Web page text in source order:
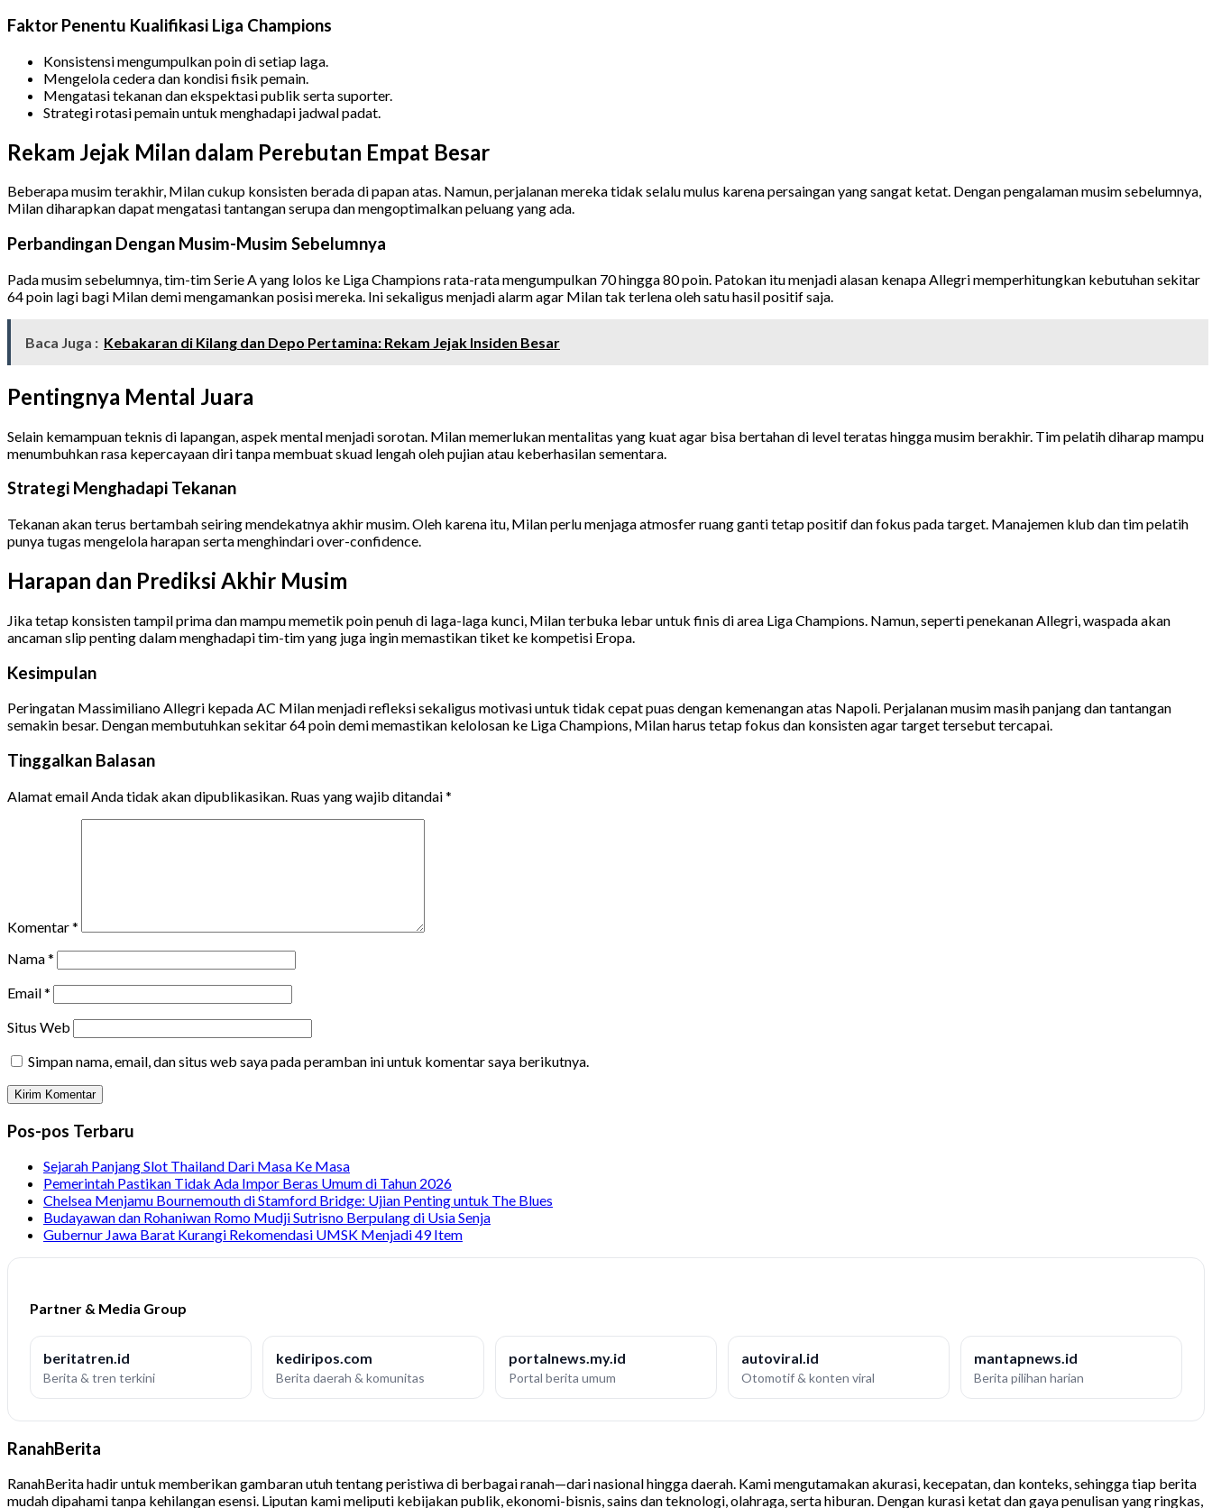
Faktor Penentu Kualifikasi Liga Champions
Konsistensi mengumpulkan poin di setiap laga.
Mengelola cedera dan kondisi fisik pemain.
Mengatasi tekanan dan ekspektasi publik serta suporter.
Strategi rotasi pemain untuk menghadapi jadwal padat.
Rekam Jejak Milan dalam Perebutan Empat Besar
Beberapa musim terakhir, Milan cukup konsisten berada di papan atas. Namun, perjalanan mereka tidak selalu mulus karena persaingan yang sangat ketat. Dengan pengalaman musim sebelumnya,
Milan diharapkan dapat mengatasi tantangan serupa dan mengoptimalkan peluang yang ada.
Perbandingan Dengan Musim-Musim Sebelumnya
Pada musim sebelumnya, tim-tim Serie A yang lolos ke Liga Champions rata-rata mengumpulkan 70 hingga 80 poin. Patokan itu menjadi alasan kenapa Allegri memperhitungkan kebutuhan sekitar
64 poin lagi bagi Milan demi mengamankan posisi mereka. Ini sekaligus menjadi alarm agar Milan tak terlena oleh satu hasil positif saja.
Baca Juga : Kebakaran di Kilang dan Depo Pertamina: Rekam Jejak Insiden Besar
Pentingnya Mental Juara
Selain kemampuan teknis di lapangan, aspek mental menjadi sorotan. Milan memerlukan mentalitas yang kuat agar bisa bertahan di level teratas hingga musim berakhir. Tim pelatih diharap mampu
menumbuhkan rasa kepercayaan diri tanpa membuat skuad lengah oleh pujian atau keberhasilan sementara.
Strategi Menghadapi Tekanan
Tekanan akan terus bertambah seiring mendekatnya akhir musim. Oleh karena itu, Milan perlu menjaga atmosfer ruang ganti tetap positif dan fokus pada target. Manajemen klub dan tim pelatih
punya tugas mengelola harapan serta menghindari over-confidence.
Harapan dan Prediksi Akhir Musim
Jika tetap konsisten tampil prima dan mampu memetik poin penuh di laga-laga kunci, Milan terbuka lebar untuk finis di area Liga Champions. Namun, seperti penekanan Allegri, waspada akan
ancaman slip penting dalam menghadapi tim-tim yang juga ingin memastikan tiket ke kompetisi Eropa.
Kesimpulan
Peringatan Massimiliano Allegri kepada AC Milan menjadi refleksi sekaligus motivasi untuk tidak cepat puas dengan kemenangan atas Napoli. Perjalanan musim masih panjang dan tantangan
semakin besar. Dengan membutuhkan sekitar 64 poin demi memastikan kelolosan ke Liga Champions, Milan harus tetap fokus dan konsisten agar target tersebut tercapai.
Tinggalkan Balasan
Alamat email Anda tidak akan dipublikasikan. Ruas yang wajib ditandai*
Komentar*
Nama*
Email*
Situs Web
Simpan nama, email, dan situs web saya pada peramban ini untuk komentar saya berikutnya.
Pos-pos Terbaru
Sejarah Panjang Slot Thailand Dari Masa Ke Masa
Pemerintah Pastikan Tidak Ada Impor Beras Umum di Tahun 2026
Chelsea Menjamu Bournemouth di Stamford Bridge: Ujian Penting untuk The Blues
Budayawan dan Rohaniwan Romo Mudji Sutrisno Berpulang di Usia Senja
Gubernur Jawa Barat Kurangi Rekomendasi UMSK Menjadi 49 Item
Partner & Media Group
beritatren.id
Berita & tren terkini
kediripos.com
Berita daerah & komunitas
portalnews.my.id
Portal berita umum
autoviral.id
Otomotif & konten viral
mantapnews.id
Berita pilihan harian
RanahBerita
RanahBerita hadir untuk memberikan gambaran utuh tentang peristiwa di berbagai ranah—dari nasional hingga daerah. Kami mengutamakan akurasi, kecepatan, dan konteks, sehingga tiap berita
mudah dipahami tanpa kehilangan esensi. Liputan kami meliputi kebijakan publik, ekonomi-bisnis, sains dan teknologi, olahraga, serta hiburan. Dengan kurasi ketat dan gaya penulisan yang ringkas,